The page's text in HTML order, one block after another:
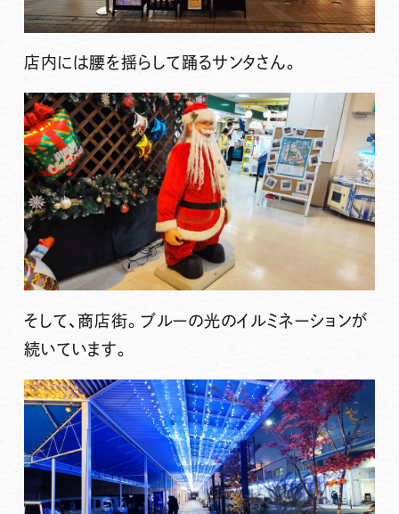
店内には腰を揺らして踊るサンタさん。
そして、商店街。ブルーの光のイルミネーションが
続いています。